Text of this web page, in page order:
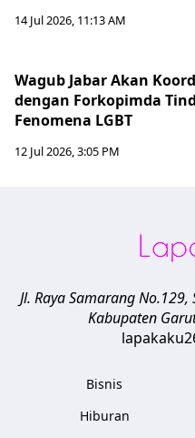
14 Jul 2026, 11:13 AM
Wagub Jabar Akan
dengan Forkopimda
Fenomena LGBT
12 Jul 2026, 3:05 PM
Jl. Raya Samarang
Kabupaten
Bisnis
Hiburan